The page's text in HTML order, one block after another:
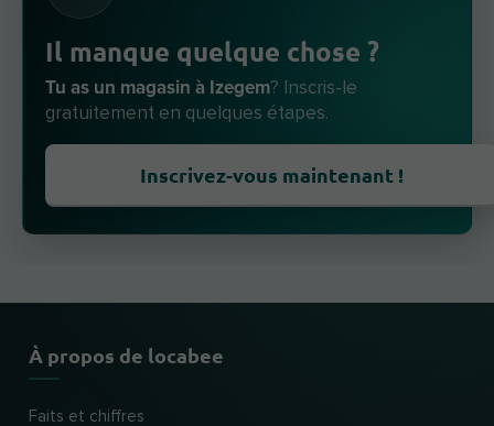
Il manque quelque chose ?
Tu as un magasin à Izegem? Inscris-le
gratuitement en quelques étapes.
Inscrivez-vous maintenant !
À propos de locabee
Faits et chiffres